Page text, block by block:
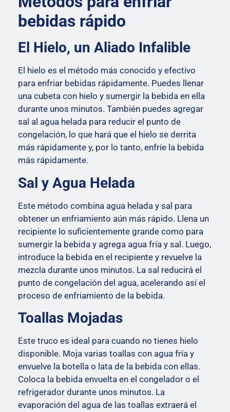
bebidas rápido
El Hielo, un Aliado Infalible
El hielo es el método más conocido y efectivo
para enfriar bebidas rápidamente. Puedes llenar
una cubeta con hielo y sumergir la bebida en ella
durante unos minutos. También puedes agregar
sal al agua helada para reducir el punto de
congelación, lo que hará que el hielo se derrita
más rápidamente y, por lo tanto, enfríe la bebida
más rápidamente.
Sal y Agua Helada
Este método combina agua helada y sal para
obtener un enfriamiento aún más rápido. Llena un
recipiente lo suficientemente grande como para
sumergir la bebida y agrega agua fría y sal. Luego,
introduce la bebida en el recipiente y revuelve la
mezcla durante unos minutos. La sal reducirá el
punto de congelación del agua, acelerando así el
proceso de enfriamiento de la bebida.
Toallas Mojadas
Este truco es ideal para cuando no tienes hielo
disponible. Moja varias toallas con agua fría y
envuelve la botella o lata de la bebida con ellas.
Coloca la bebida envuelta en el congelador o el
refrigerador durante unos minutos. La
evaporación del agua de las toallas extraerá el